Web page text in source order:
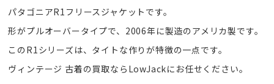
パタゴニアR1フリースジャケットです。
形がプルオーバータイプで、2006年に製造のアメリカ製です。
このR1シリーズは、タイトな作りが特徴の一点です。
ヴィンテージ 古着の買取ならLowJackにお任せください。